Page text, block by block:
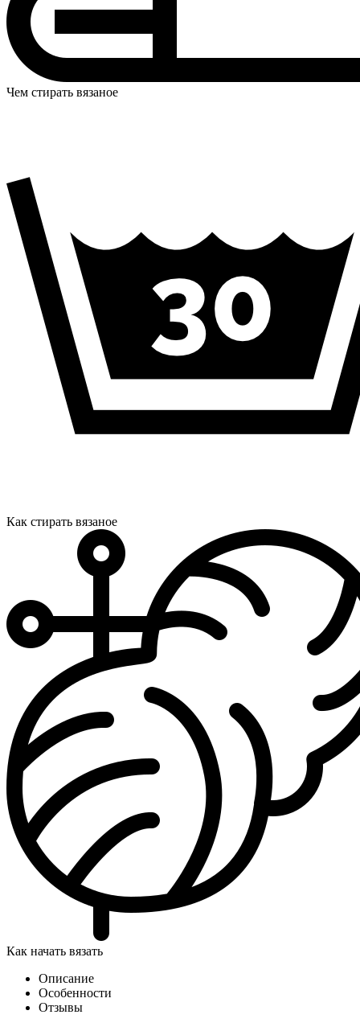
Чем стирать вязаное
Как стирать вязаное
Как начать вязать
Описание
Особенности
Отзывы